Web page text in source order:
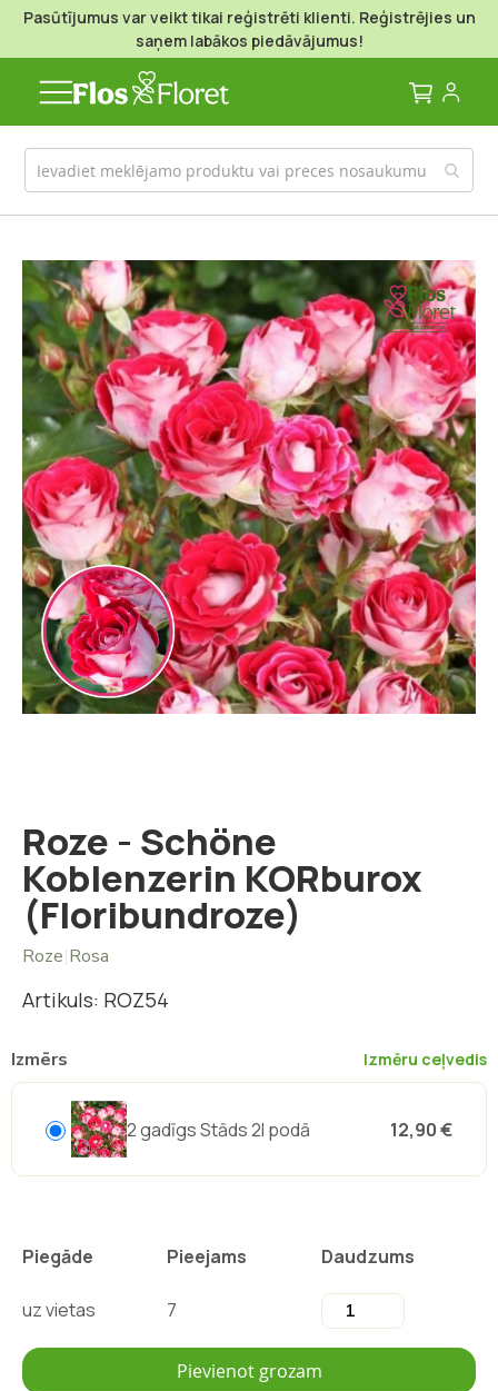
Pasūtījumus var veikt tikai reģistrēti klienti. Reģistrējies un
saņem labākos piedāvājumus!
Mans
Iet
uz
galerijas
beigām
Roze - Schöne
Koblenzerin KORburox
(Floribundroze)
Roze|Rosa
Artikuls: ROZ54
Izmērs Izmēru ceļvedis
2 gadīgs Stāds 2l podā 12,90 €
Piegāde Pieejams Daudzums
uz vietas 7
Pievienot grozam